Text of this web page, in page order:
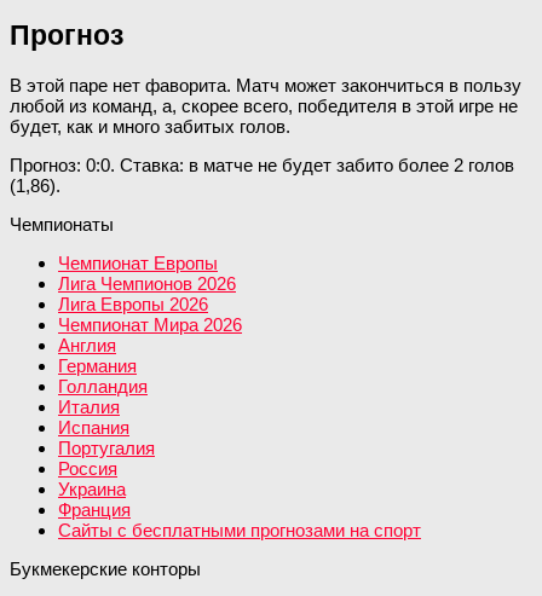
Прогноз
В этой паре нет фаворита. Матч может закончиться в пользу
любой из команд, а, скорее всего, победителя в этой игре не
будет, как и много забитых голов.
Прогноз: 0:0. Ставка: в матче не будет забито более 2 голов
(1,86).
Чемпионаты
Чемпионат Европы
Лига Чемпионов 2026
Лига Европы 2026
Чемпионат Мира 2026
Англия
Германия
Голландия
Италия
Испания
Португалия
Россия
Украина
Франция
Сайты с бесплатными прогнозами на спорт
Букмекерские конторы